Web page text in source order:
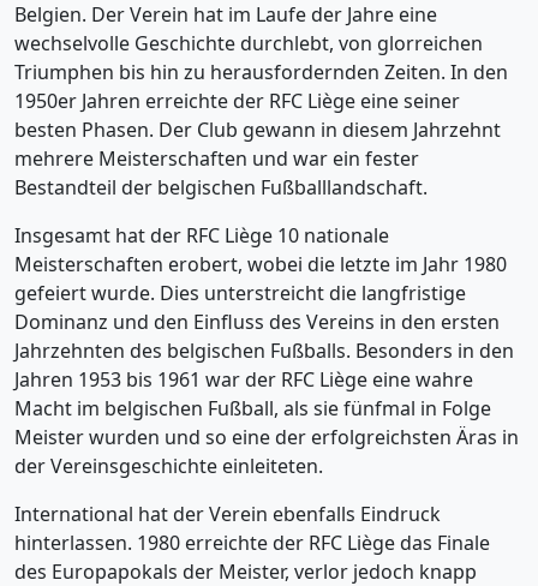
Belgien. Der Verein hat im Laufe der Jahre eine
wechselvolle Geschichte durchlebt, von glorreichen
Triumphen bis hin zu herausfordernden Zeiten. In den
1950er Jahren erreichte der RFC Liège eine seiner
besten Phasen. Der Club gewann in diesem Jahrzehnt
mehrere Meisterschaften und war ein fester
Bestandteil der belgischen Fußballlandschaft.
Insgesamt hat der RFC Liège 10 nationale
Meisterschaften erobert, wobei die letzte im Jahr 1980
gefeiert wurde. Dies unterstreicht die langfristige
Dominanz und den Einfluss des Vereins in den ersten
Jahrzehnten des belgischen Fußballs. Besonders in den
Jahren 1953 bis 1961 war der RFC Liège eine wahre
Macht im belgischen Fußball, als sie fünfmal in Folge
Meister wurden und so eine der erfolgreichsten Äras in
der Vereinsgeschichte einleiteten.
International hat der Verein ebenfalls Eindruck
hinterlassen. 1980 erreichte der RFC Liège das Finale
des Europapokals der Meister, verlor jedoch knapp